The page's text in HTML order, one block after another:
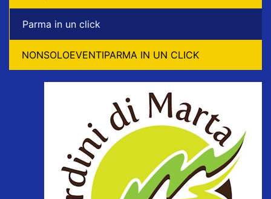
Parma in un click
NONSOLOEVENTIPARMA IN UN CLICK